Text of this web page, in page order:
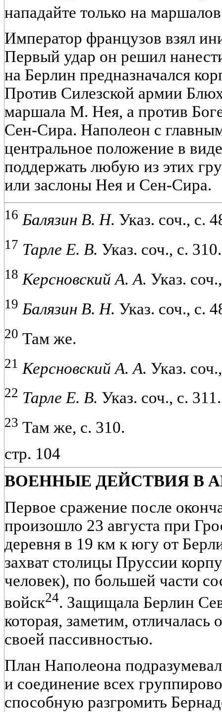
нападайте только на
Император французов взял
Первый удар он решил
на Берлин предназначался
Против Силезской армии
маршала М. Нея, а против
Сен-Сира. Наполеон с
центральное положение в
поддержать любую из этих
или заслоны Нея и Сен-Сира.
16 Балязин В. Н. Указ. соч., с.
17 Тарле Е. В. Указ. соч., с. 310.
18 Керсновский А. А. Указ.
19 Балязин В. Н. Указ. соч., с.
20 Там же.
21 Керсновский А. А. Указ.
22 Тарле Е. В. Указ. соч., с. 311.
23 Там же, с. 310.
стр. 104
ВОЕННЫЕ ДЕЙСТВИЯ В
Первое сражение после
произошло 23 августа при
деревня в 19 км к югу от
захват столицы Пруссии
человек), по большей части
войск24. Защищала Берлин
которая, заметим,
своей пассивностью.
План Наполеона
и соединение всех
способную разгромить